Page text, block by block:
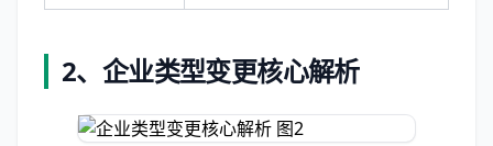
2、企业类型变更核心解析